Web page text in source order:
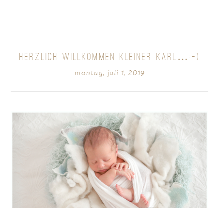
POST COMMENT
HERZLICH WILLKOMMEN KLEINER KARL…:-)
montag, juli 1, 2019